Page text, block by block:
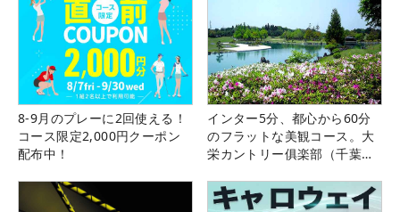
8-9月のプレーに2回使える！
コース限定2,000円クーポン
配布中！
インター5分、都心から60分
のフラットな美観コース。大
栄カントリー俱楽部（千葉